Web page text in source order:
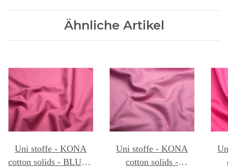
Ähnliche Artikel
Uni stoffe - KONA
cotton solids - BLUSH
Uni stoffe - KONA
cotton solids -